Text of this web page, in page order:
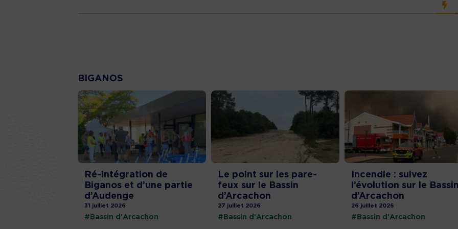
BIGANOS
Ré-intégration de
Biganos et d’une partie
d’Audenge
31 juillet 2026
#Bassin d'Arcachon
Le point sur les pare-
feux sur le Bassin
d’Arcachon
27 juillet 2026
#Bassin d'Arcachon
Incendie : suivez
l’évolution sur le Bassin
d’Arcachon
26 juillet 2026
#Bassin d'Arcachon